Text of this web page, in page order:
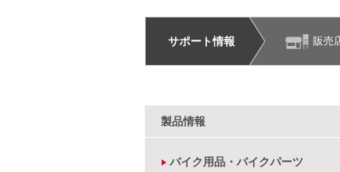
サポート情報 販売
製品情報
バイク用品・バイクパーツ